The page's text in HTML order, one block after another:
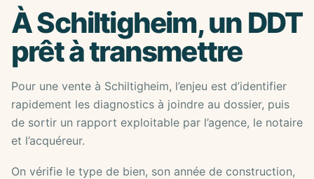
À Schiltigheim, un DDT
prêt à transmettre
Pour une vente à Schiltigheim, l’enjeu est d’identifier
rapidement les diagnostics à joindre au dossier, puis
de sortir un rapport exploitable par l’agence, le notaire
et l’acquéreur.
On vérifie le type de bien, son année de construction,